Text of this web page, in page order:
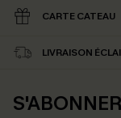
CARTE CATEAU
LIVRAISON